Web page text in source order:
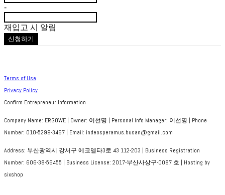
-
재입고 시 알림
신청하기
Terms of Use
Privacy Policy
Confirm Entrepreneur Information
Company Name: ERGOWE | Owner: 이선명 | Personal Info Manager: 이선명 | Phone
Number: 010-5299-3467 | Email: indeosperamus.busan@gmail.com
Address: 부산광역시 강서구 에코델타3로 43 112-203 | Business Registration
Number: 606-38-56455 | Business License: 2017-부산사상구-0087 호 | Hosting by
sixshop